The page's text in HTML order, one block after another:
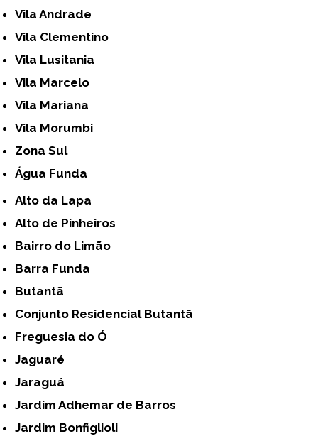
Vila Andrade
Vila Clementino
Vila Lusitania
Vila Marcelo
Vila Mariana
Vila Morumbi
Zona Sul
Água Funda
Alto da Lapa
Alto de Pinheiros
Bairro do Limão
Barra Funda
Butantã
Conjunto Residencial Butantã
Freguesia do Ó
Jaguaré
Jaraguá
Jardim Adhemar de Barros
Jardim Bonfiglioli